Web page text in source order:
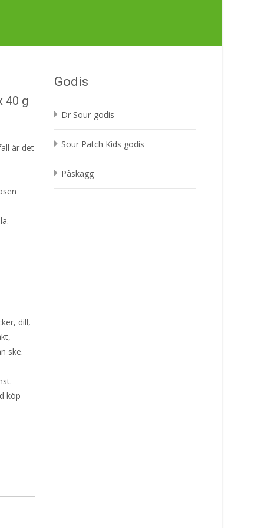
40 g
är det
dill,
ske.
köp
Godis
Dr Sour-godis
Sour Patch Kids godis
Påskägg